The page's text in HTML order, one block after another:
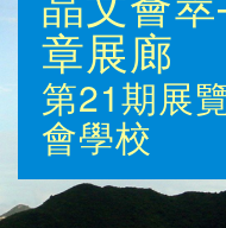
章展廊
第21期展
會學校